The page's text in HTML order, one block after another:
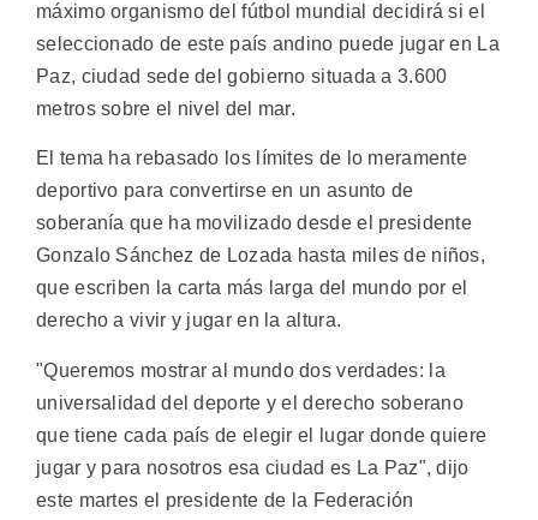
máximo organismo del fútbol mundial decidirá si el
seleccionado de este país andino puede jugar en La
Paz, ciudad sede del gobierno situada a 3.600
metros sobre el nivel del mar.
El tema ha rebasado los límites de lo meramente
deportivo para convertirse en un asunto de
soberanía que ha movilizado desde el presidente
Gonzalo Sánchez de Lozada hasta miles de niños,
que escriben la carta más larga del mundo por el
derecho a vivir y jugar en la altura.
"Queremos mostrar al mundo dos verdades: la
universalidad del deporte y el derecho soberano
que tiene cada país de elegir el lugar donde quiere
jugar y para nosotros esa ciudad es La Paz", dijo
este martes el presidente de la Federación